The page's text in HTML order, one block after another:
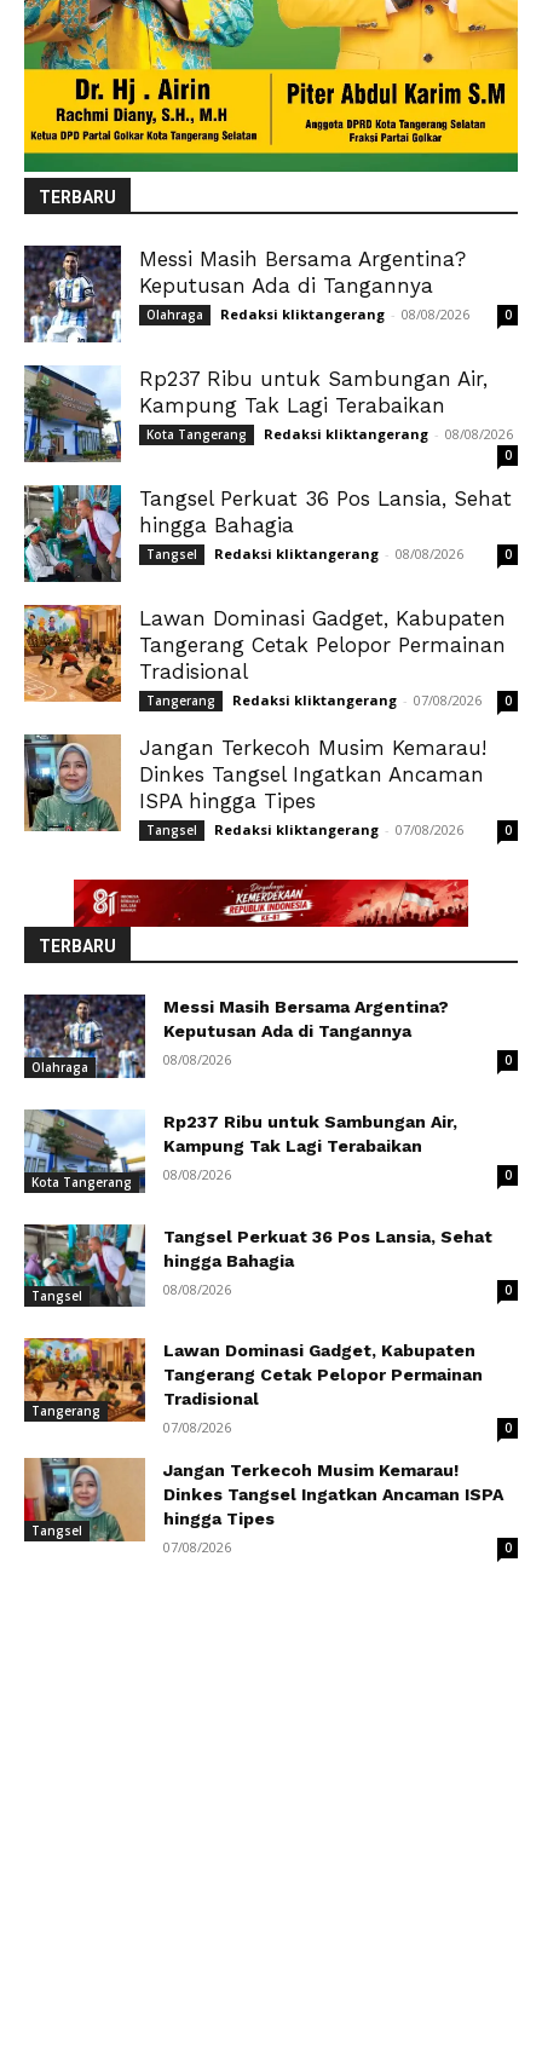
TERBARU
Messi Masih Bersama Argentina?
Keputusan Ada di Tangannya
Olahraga Redaksi kliktangerang - 08/08/2026 0
Rp237 Ribu untuk Sambungan Air,
Kampung Tak Lagi Terabaikan
Kota Tangerang Redaksi kliktangerang - 08/08/2026
0
Tangsel Perkuat 36 Pos Lansia, Sehat
hingga Bahagia
Tangsel Redaksi kliktangerang - 08/08/2026 0
Lawan Dominasi Gadget, Kabupaten
Tangerang Cetak Pelopor Permainan
Tradisional
Tangerang Redaksi kliktangerang - 07/08/2026 0
Jangan Terkecoh Musim Kemarau!
Dinkes Tangsel Ingatkan Ancaman
ISPA hingga Tipes
Tangsel Redaksi kliktangerang - 07/08/2026 0
TERBARU
Olahraga
Messi Masih Bersama Argentina?
Keputusan Ada di Tangannya
08/08/2026 0
Kota Tangerang
Rp237 Ribu untuk Sambungan Air,
Kampung Tak Lagi Terabaikan
08/08/2026 0
Tangsel
Tangsel Perkuat 36 Pos Lansia, Sehat
hingga Bahagia
08/08/2026 0
Tangerang
Lawan Dominasi Gadget, Kabupaten
Tangerang Cetak Pelopor Permainan
Tradisional
07/08/2026 0
Tangsel
Jangan Terkecoh Musim Kemarau!
Dinkes Tangsel Ingatkan Ancaman ISPA
hingga Tipes
07/08/2026 0